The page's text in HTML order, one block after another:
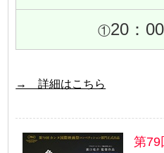
①20：00
→ 詳細はこちら
第79